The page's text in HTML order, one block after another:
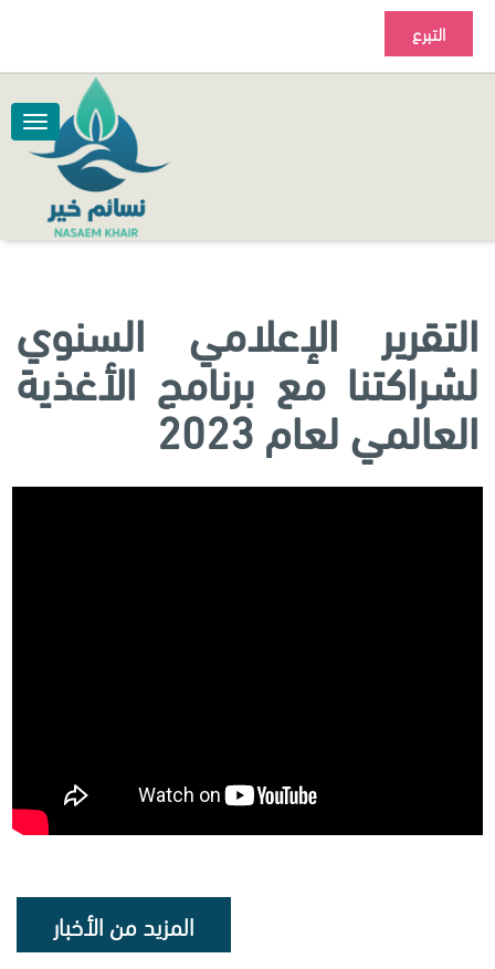
التقرير الإعلامي السنوي
لشراكتنا مع برنامج الأغذية
العالمي لعام 2023
المزيد من الأخبار
التبرع